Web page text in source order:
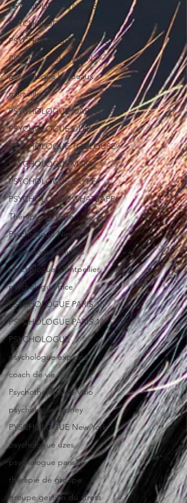
PSYCHOLOGUE NIMES
PSYCHOLOGUE PARIS
PSYCHOLOGUE EN LIGNE
PSYCHOLOGUE LYON
psychologue bordeaux
marseille
PSYCHOLOGUE MARSEILLE
PSYCHOLOGUE LILLE
PSYCHOLOGUE TOULOUSE
PSYCHOLOGUE VISIO
PSYCHOLOGUE SKYPE
PSYCHOLOGUE WHATSAPP
Thérapie en ligne
Psychologue Nimes
psychologue Nantes
psychologue Montpellier
psychologue nice
PSYCHOLOGUE PARIS 15
PSYCHOLOGUE PARIS 14
PSYCHOLOGUE
psychologue expatrié
coach de vie
Psychothérapeute visio
psychologue sydney
PYSCHOLOGUE New York
psychologue uzes
psychologue paris16
thérapie de groupe
groupe gestion du stress